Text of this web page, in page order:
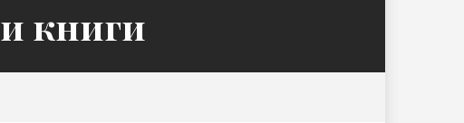
книги